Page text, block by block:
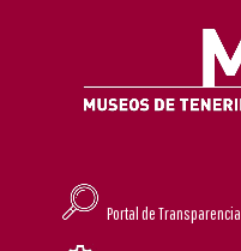
Portal de Transparencia